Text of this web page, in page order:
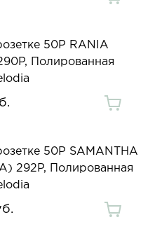
50P RANIA
Полированная
50P SAMANTHA
292P, Полированная